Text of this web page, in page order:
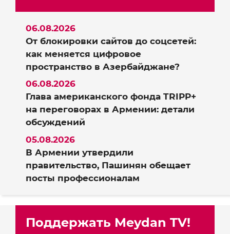
От блокировки сайтов до соцсетей:
как меняется цифровое
пространство в Азербайджане?
06.08.2026
Глава американского фонда TRIPP+
на переговорах в Армении: детали
обсуждений
06.08.2026
В Армении утвердили
правительство, Пашинян обещает
посты профессионалам
05.08.2026
Поддержать Meydan TV!